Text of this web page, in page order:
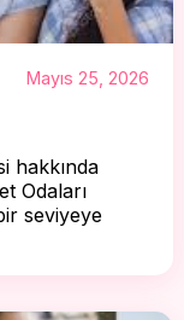
Mayıs 25, 2026
hakkında
Odaları
seviyeye